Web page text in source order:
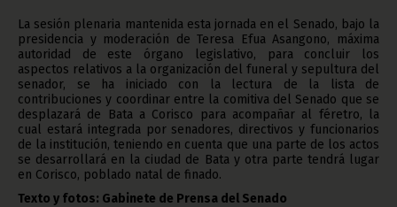
La sesión plenaria mantenida esta jornada en el Senado, bajo la
presidencia y moderación de Teresa Efua Asangono, máxima
autoridad de este órgano legislativo, para concluir los
aspectos relativos a la organización del funeral y sepultura del
senador, se ha iniciado con la lectura de la lista de
contribuciones y coordinar entre la comitiva del Senado que se
desplazará de Bata a Corisco para acompañar al féretro, la
cual estará integrada por senadores, directivos y funcionarios
de la institución, teniendo en cuenta que una parte de los actos
se desarrollará en la ciudad de Bata y otra parte tendrá lugar
en Corisco, poblado natal de finado.
Texto y fotos: Gabinete de Prensa del Senado